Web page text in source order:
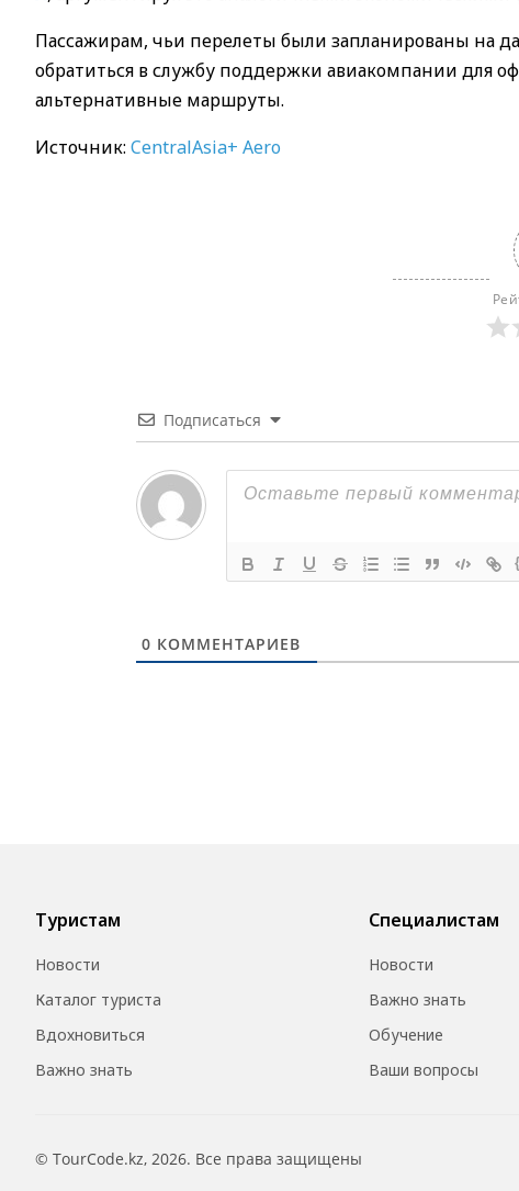
Пассажирам, чьи перелеты были запланированы на
обратиться в службу поддержки авиакомпании для
альтернативные маршруты.
Источник: CentralAsia+ Aero
Подписаться
0 КОММЕНТАРИЕВ
Туристам
Новости
Каталог туриста
Вдохновиться
Важно знать
Специалистам
Новости
Важно знать
Обучение
Ваши вопросы
© TourCode.kz, 2026. Все права защищены